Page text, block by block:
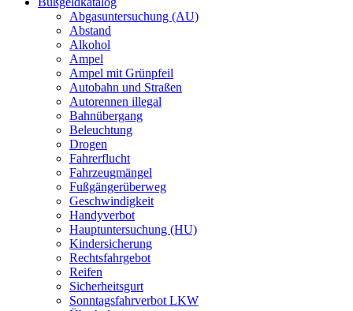
Abgasuntersuchung (AU)
Abstand
Alkohol
Ampel
Ampel mit Grünpfeil
Autobahn und Straßen
Autorennen illegal
Bahnübergang
Beleuchtung
Drogen
Fahrerflucht
Fahrzeugmängel
Fußgängerüberweg
Geschwindigkeit
Handyverbot
Hauptuntersuchung (HU)
Kindersicherung
Rechtsfahrgebot
Reifen
Sicherheitsgurt
Sonntagsfahrverbot LKW